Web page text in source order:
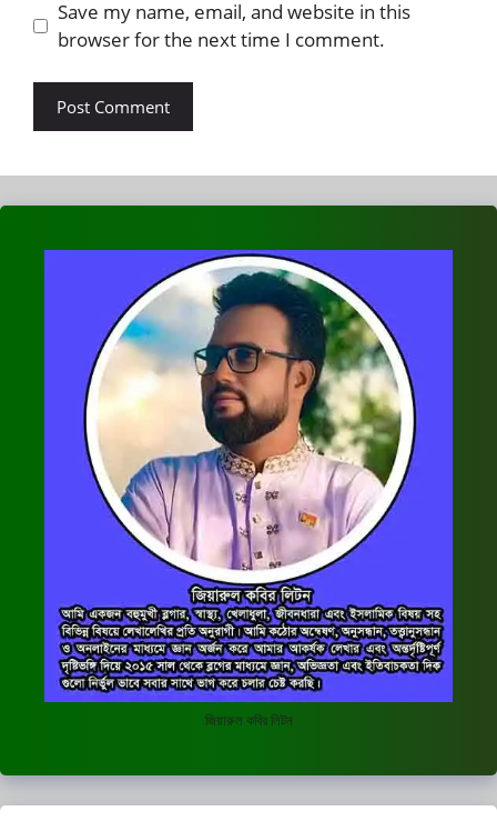
Save my name, email, and website in this
browser for the next time I comment.
জিয়ারুল কবির লিটন